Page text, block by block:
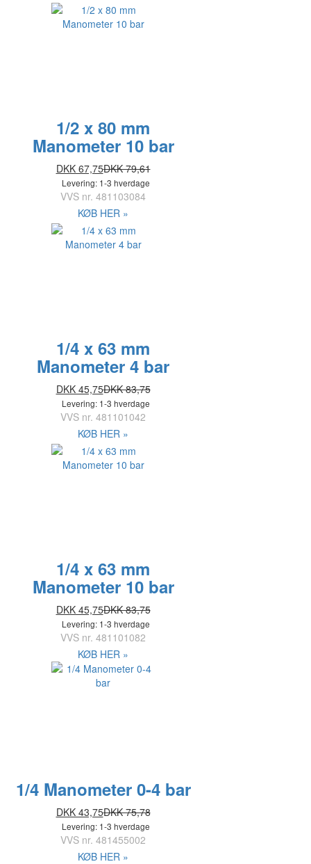
1/2 x 80 mm
Manometer 10 bar
DKK 67,75DKK 79,61
Levering: 1-3 hverdage
VVS nr. 481103084
KØB HER »
1/4 x 63 mm
Manometer 4 bar
DKK 45,75DKK 83,75
Levering: 1-3 hverdage
VVS nr. 481101042
KØB HER »
1/4 x 63 mm
Manometer 10 bar
DKK 45,75DKK 83,75
Levering: 1-3 hverdage
VVS nr. 481101082
KØB HER »
1/4 Manometer 0-4 bar
DKK 43,75DKK 75,78
Levering: 1-3 hverdage
VVS nr. 481455002
KØB HER »